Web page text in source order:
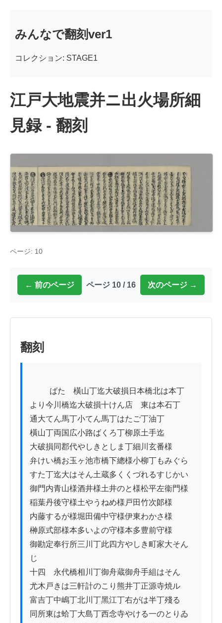
みんなで翻刻ver1
コレクション: STAGE1
江戸大地震并ニ出火場所細
見録 - 翻刻
ページ: 10
← 前のページ ページ 10 / 16 次のページ →
翻刻
より今川橋迄大破損十けん店ゟ東は本石丁
通大てん馬丁小てん馬丁はたご丁油丁ゟ
橫山丁両国広小路ばくろ丁柳原土手迄
大破損同郡代やしきとしま丁細川玄番様
弁けい橋お玉ヶ池市橋下總様小柳丁もみぐら
すた丁迄大はそん土蔵多くくづれるすじかい
御門内青山様酒井様土井のと様松平左衞門様
稲葉丹後守様土やうねめ様戸田竹次郞様
内藤するが様堀田備中守様伊東わかさ様
榊原式部様本多いよの守様本多豊前守様
御勘定奉行所三川丁此四方やしき町家大そん
じ
十四　永代橋相川丁御舟蔵御舟手組はそん
尤木戸きは三軒計のこり熊井丁正源寺焼ル
富吉丁中嶋丁北川丁黑江丁右がは半丁殘る
同所東は蛤丁大島丁西念寺やける一のとりゐ